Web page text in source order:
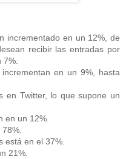
incrementado en un 12%, de
recibir las entradas por
7%.
en un 9%, hasta
en Twitter, lo que supone un
en un 12%.
está en el 37%.
21%.